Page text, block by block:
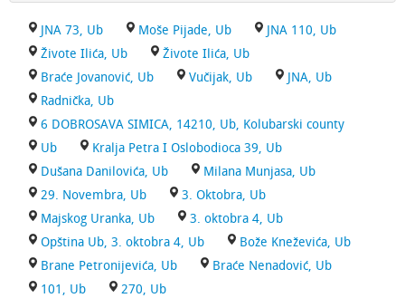
JNA 73, Ub Moše Pijade, Ub
JNA 110, Ub
Živote Ilića, Ub
Živote Ilića, Ub
Braće Jovanović, Ub
Vučijak, Ub
JNA, Ub
Radnička, Ub
6 DOBROSAVA SIMICA, 14210, Ub, Kolubarski county
Ub
Kralja Petra I Oslobodioca 39, Ub
Dušana Danilovića, Ub
Milana Munjasa, Ub
29. Novembra, Ub
3. Oktobra, Ub
Majskog Uranka, Ub
3. oktobra 4, Ub
Opština Ub, 3. oktobra 4, Ub
Bože Kneževića, Ub
Brane Petronijevića, Ub
Braće Nenadović, Ub
101, Ub
270, Ub